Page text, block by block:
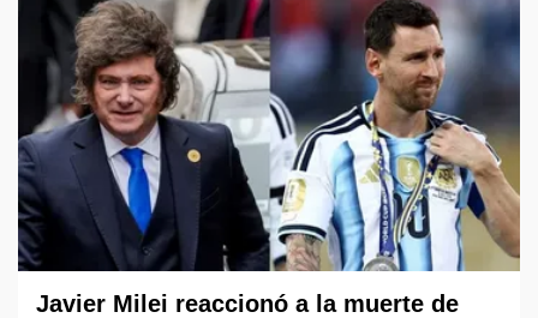
Javier Milei reaccionó a la muerte de